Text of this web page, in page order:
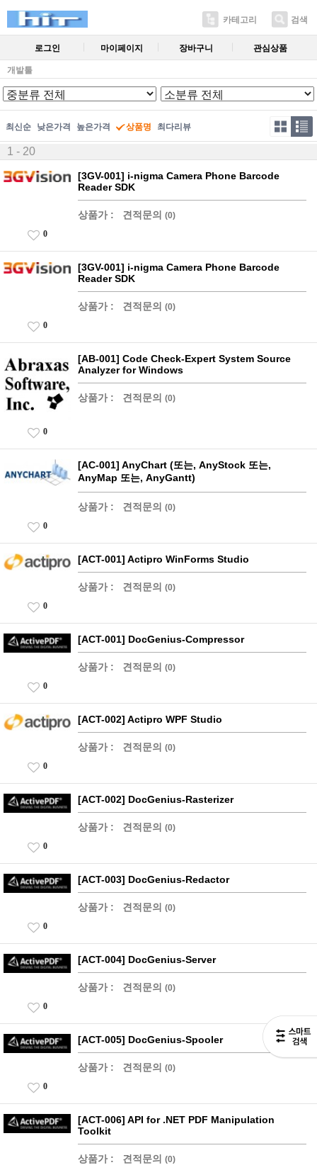
카테고리 검색
로그인 마이페이지 장바구니 관심상품
개발툴
최신순 낮은가격 높은가격 상품명 최다리뷰
1 - 20
[3GV-001] i-nigma Camera Phone Barcode
Reader SDK
상품가 : 견적문의 (0)
0
[3GV-001] i-nigma Camera Phone Barcode
Reader SDK
상품가 : 견적문의 (0)
0
[AB-001] Code Check-Expert System Source
Analyzer for Windows
상품가 : 견적문의 (0)
0
[AC-001] AnyChart (또는, AnyStock 또는,
AnyMap 또는, AnyGantt)
상품가 : 견적문의 (0)
0
[ACT-001] Actipro WinForms Studio
상품가 : 견적문의 (0)
0
[ACT-001] DocGenius-Compressor
상품가 : 견적문의 (0)
0
[ACT-002] Actipro WPF Studio
상품가 : 견적문의 (0)
0
[ACT-002] DocGenius-Rasterizer
상품가 : 견적문의 (0)
0
[ACT-003] DocGenius-Redactor
상품가 : 견적문의 (0)
0
[ACT-004] DocGenius-Server
상품가 : 견적문의 (0)
0
[ACT-005] DocGenius-Spooler
상품가 : 견적문의 (0)
0
[ACT-006] API for .NET PDF Manipulation
Toolkit
상품가 : 견적문의 (0)